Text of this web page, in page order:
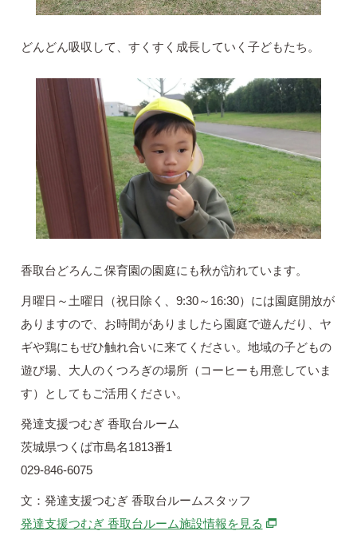
どんどん吸収して、すくすく成長していく子どもたち。
香取台どろんこ保育園の園庭にも秋が訪れています。
月曜日～土曜日（祝日除く、9:30～16:30）には園庭開放が
ありますので、お時間がありましたら園庭で遊んだり、ヤ
ギや鶏にもぜひ触れ合いに来てください。地域の子どもの
遊び場、大人のくつろぎの場所（コーヒーも用意していま
す）としてもご活用ください。
発達支援つむぎ 香取台ルーム
茨城県つくば市島名1813番1
029-846-6075
文：発達支援つむぎ 香取台ルームスタッフ
発達支援つむぎ 香取台ルーム施設情報を見る 別ウィンドウで